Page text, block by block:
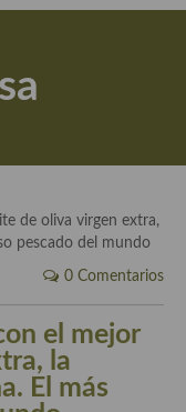
e importantes
decoración
0 Comentarios
el mejor
la
El más